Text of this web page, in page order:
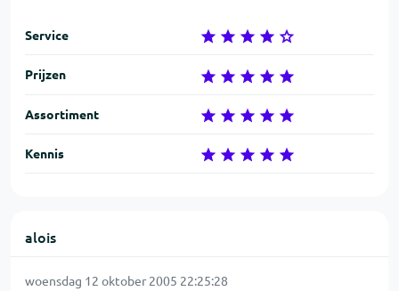
Service
Prijzen
Assortiment
Kennis
alois
woensdag 12 oktober 2005 22:25:28